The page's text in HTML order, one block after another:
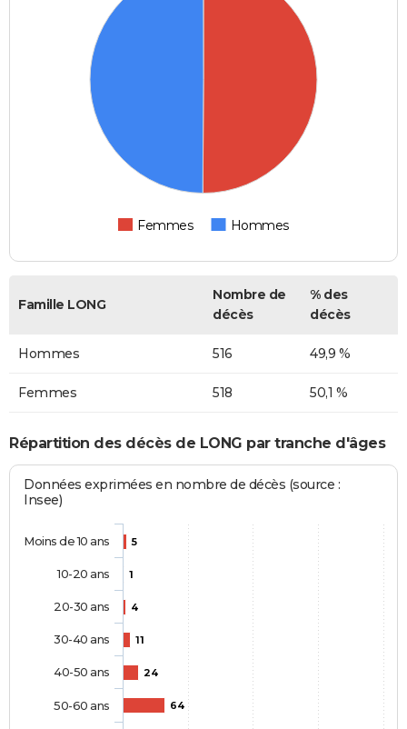
Femmes Hommes
Famille LONG
Nombre de
décès
% des
décès
Hommes 516 49,9 %
Femmes 518 50,1 %
Répartition des décès de LONG par tranche d'âges
Données exprimées en nombre de décès (source :
Insee)
5
1
4
11
24
64
Moins de 10 ans
10-20 ans
20-30 ans
30-40 ans
40-50 ans
50-60 ans